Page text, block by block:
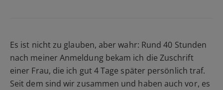
Es ist nicht zu glauben, aber wahr: Rund 40 Stunden
nach meiner Anmeldung bekam ich die Zuschrift
einer Frau, die ich gut 4 Tage später persönlich traf.
Seit dem sind wir zusammen und haben auch vor, es